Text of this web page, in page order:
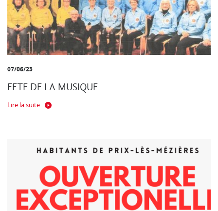
07/06/23
FETE DE LA MUSIQUE
Lire la suite